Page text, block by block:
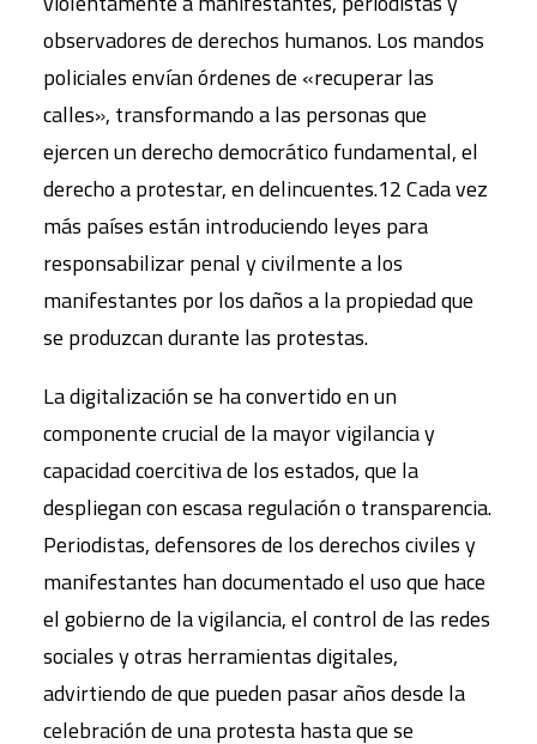
observadores de derechos humanos. Los mandos
policiales envían órdenes de «recuperar las
calles», transformando a las personas que
ejercen un derecho democrático fundamental, el
derecho a protestar, en delincuentes.12 Cada vez
más países están introduciendo leyes para
responsabilizar penal y civilmente a los
manifestantes por los daños a la propiedad que
se produzcan durante las protestas.
La digitalización se ha convertido en un
componente crucial de la mayor vigilancia y
capacidad coercitiva de los estados, que la
despliegan con escasa regulación o transparencia.
Periodistas, defensores de los derechos civiles y
manifestantes han documentado el uso que hace
el gobierno de la vigilancia, el control de las redes
sociales y otras herramientas digitales,
advirtiendo de que pueden pasar años desde la
celebración de una protesta hasta que se